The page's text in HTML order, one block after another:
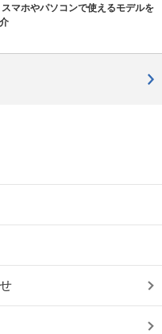
スマホやパソコンで使えるモデルを